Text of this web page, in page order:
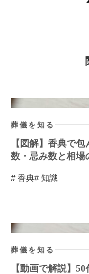
葬儀を知る
【図解】香典で
数・忌み数と相場
# 香典# 知識
葬儀を知る
【動画で解説】